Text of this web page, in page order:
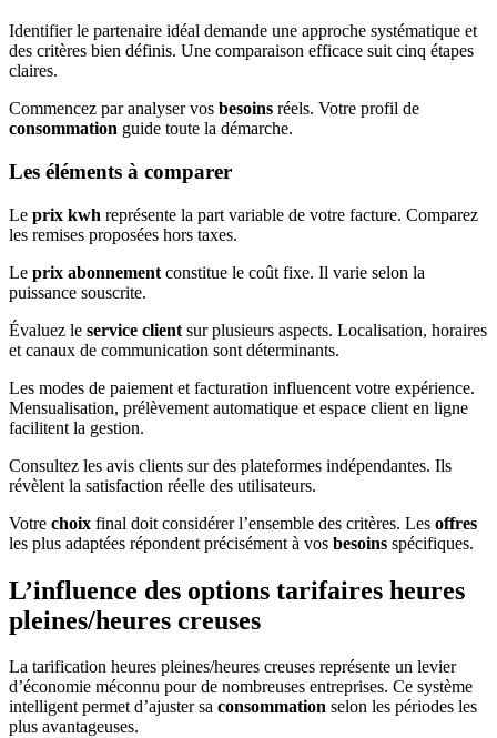
Identifier le partenaire idéal demande une approche systématique et
des critères bien définis. Une comparaison efficace suit cinq étapes
claires.
Commencez par analyser vos besoins réels. Votre profil de
consommation guide toute la démarche.
Les éléments à comparer
Le prix kwh représente la part variable de votre facture. Comparez
les remises proposées hors taxes.
Le prix abonnement constitue le coût fixe. Il varie selon la
puissance souscrite.
Évaluez le service client sur plusieurs aspects. Localisation, horaires
et canaux de communication sont déterminants.
Les modes de paiement et facturation influencent votre expérience.
Mensualisation, prélèvement automatique et espace client en ligne
facilitent la gestion.
Consultez les avis clients sur des plateformes indépendantes. Ils
révèlent la satisfaction réelle des utilisateurs.
Votre choix final doit considérer l’ensemble des critères. Les offres
les plus adaptées répondent précisément à vos besoins spécifiques.
L’influence des options tarifaires heures
pleines/heures creuses
La tarification heures pleines/heures creuses représente un levier
d’économie méconnu pour de nombreuses entreprises. Ce système
intelligent permet d’ajuster sa consommation selon les périodes les
plus avantageuses.